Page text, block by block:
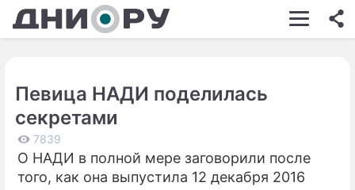
ШОУ-БИЗНЕС
КИНО
ЗДОРОВЬЕ
Певица НАДИ поделилась
секретами
7839
О НАДИ в полной мере заговорили после
того, как она выпустила 12 декабря 2016